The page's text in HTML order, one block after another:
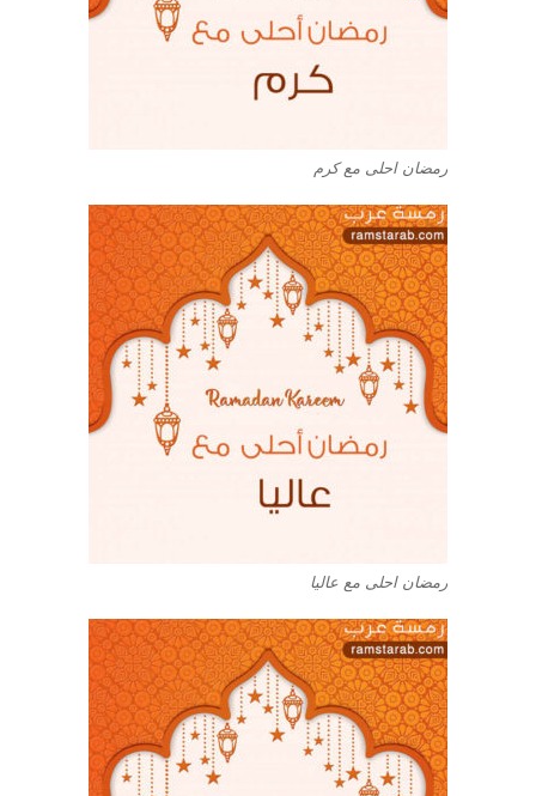
رمضان احلى مع كرم
رمضان احلى مع عاليا